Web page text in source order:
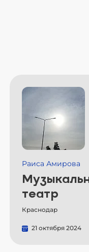
Раиса Амирова
театр
Краснодар
21 октября 2024